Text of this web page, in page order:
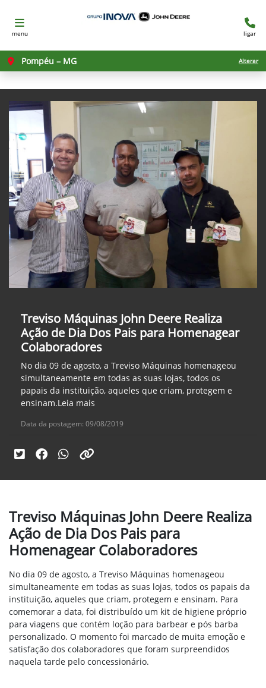
menu ligar
Pompéu – MG Alterar
Treviso Máquinas John Deere Realiza
Ação de Dia Dos Pais para Homenagear
Colaboradores
No dia 09 de agosto, a Treviso Máquinas homenageou
simultaneamente em todas as suas lojas, todos os
papais da instituição, aqueles que criam, protegem e
ensinam.Leia mais
Data da postagem: 09/08/2019
Treviso Máquinas John Deere Realiza
Ação de Dia Dos Pais para
Homenagear Colaboradores
No dia 09 de agosto, a Treviso Máquinas homenageou
simultaneamente em todas as suas lojas, todos os papais da
instituição, aqueles que criam, protegem e ensinam. Para
comemorar a data, foi distribuído um kit de higiene próprio
para viagens que contém loção para barbear e pós barba
personalizado. O momento foi marcado de muita emoção e
satisfação dos colaboradores que foram surpreendidos
naquela tarde pelo concessionário.